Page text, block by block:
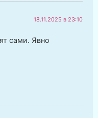
18.11.2025 в 23:10
сами. Явно